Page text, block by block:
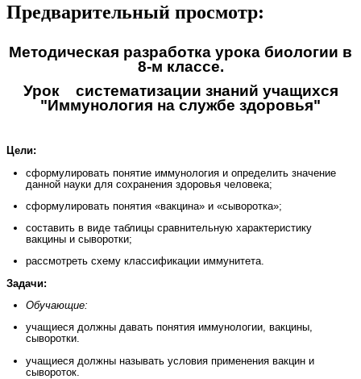
Предварительный просмотр:
Методическая разработка урока биологии в
8-м классе.
Урок систематизации знаний учащихся
"Иммунология на службе здоровья"
Цели:
сформулировать понятие иммунология и определить значение
данной науки для сохранения здоровья человека;
сформулировать понятия «вакцина» и «сыворотка»;
составить в виде таблицы сравнительную характеристику
вакцины и сыворотки;
рассмотреть схему классификации иммунитета.
Задачи:
Обучающие:
учащиеся должны давать понятия иммунологии, вакцины,
сыворотки.
учащиеся должны называть условия применения вакцин и
сывороток.